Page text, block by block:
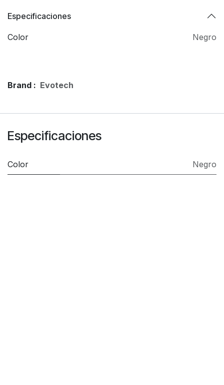
Especificaciones
Color Negro
Brand : Evotech
Especificaciones
Color Negro